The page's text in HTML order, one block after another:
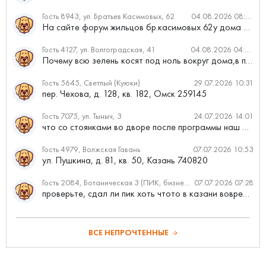
Гость 8943, ул. Братьев Касимовых, 62 04.08.2026 08:34
На сайте форум жильцов бр.касимовых 62у дома растут красивые...
Гость 4127, ул. Волгоградская, 41 04.08.2026 04:46
Почему всю зелень косят под ноль вокруг дома,в полисадниках....
Гость 5645, Светлый (Куюки) 29.07.2026 10:31
пер. Чехова, д. 128, кв. 182, Омск 259145
Гость 7075, ул. Тыныч, 3 24.07.2026 14:01
что со стоянками во дворе после программы наш двор
Гость 4979, Волжская Гавань 07.07.2026 10:53
ул. Пушкина, д. 81, кв. 50, Казань 740820
Гость 2084, Ботаническая 3 (ПИК, бизнес-класс) 07.07.2026 07:28
проверьте, сдал ли пик хоть чтото в казани вовремя?
ВСЕ НЕПРОЧТЕННЫЕ